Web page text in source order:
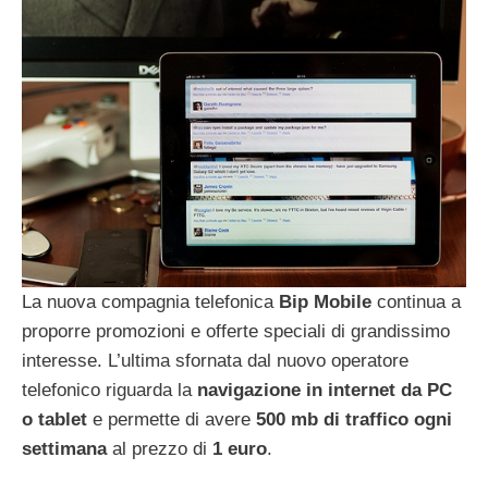
La nuova compagnia telefonicaBip Mobile continua a
proporre promozioni e offerte speciali di grandissimo
interesse. L’ultima sfornata dal nuovo operatore
telefonico riguarda la navigazione in internet da PC
o tablet e permette di avere 500 mb di traffico ogni
settimanaal prezzo di 1 euro.